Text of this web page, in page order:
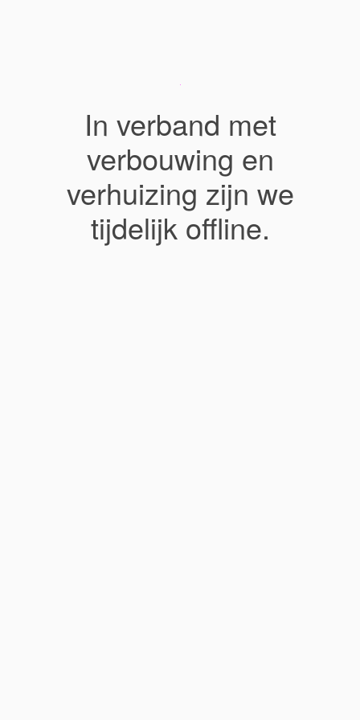
In verband met
verbouwing en
verhuizing zijn we
tijdelijk offline.